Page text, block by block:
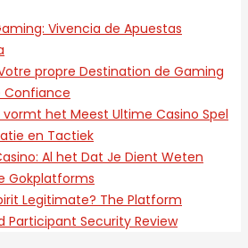
Vivencia de Apuestas
propre Destination de Gaming
Confiance
vormt het Meest Ultime Casino Spel
en Tactiek
Al het Dat Je Dient Weten
Gokplatforms
Legitimate? The Platform
Participant Security Review